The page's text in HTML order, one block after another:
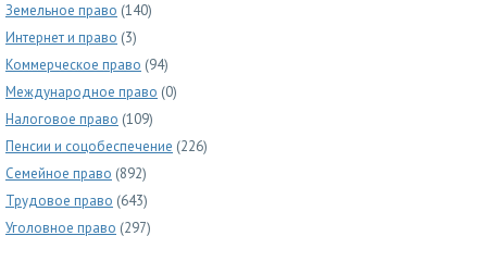
Земельное право (140)
Интернет и право (3)
Коммерческое право (94)
Международное право (0)
Налоговое право (109)
Пенсии и соцобеспечение (226)
Семейное право (892)
Трудовое право (643)
Уголовное право (297)